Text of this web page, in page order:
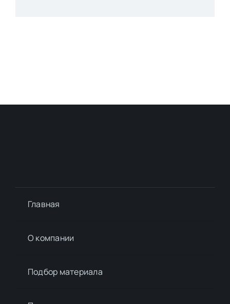
Главная
О компании
Подбор материалa